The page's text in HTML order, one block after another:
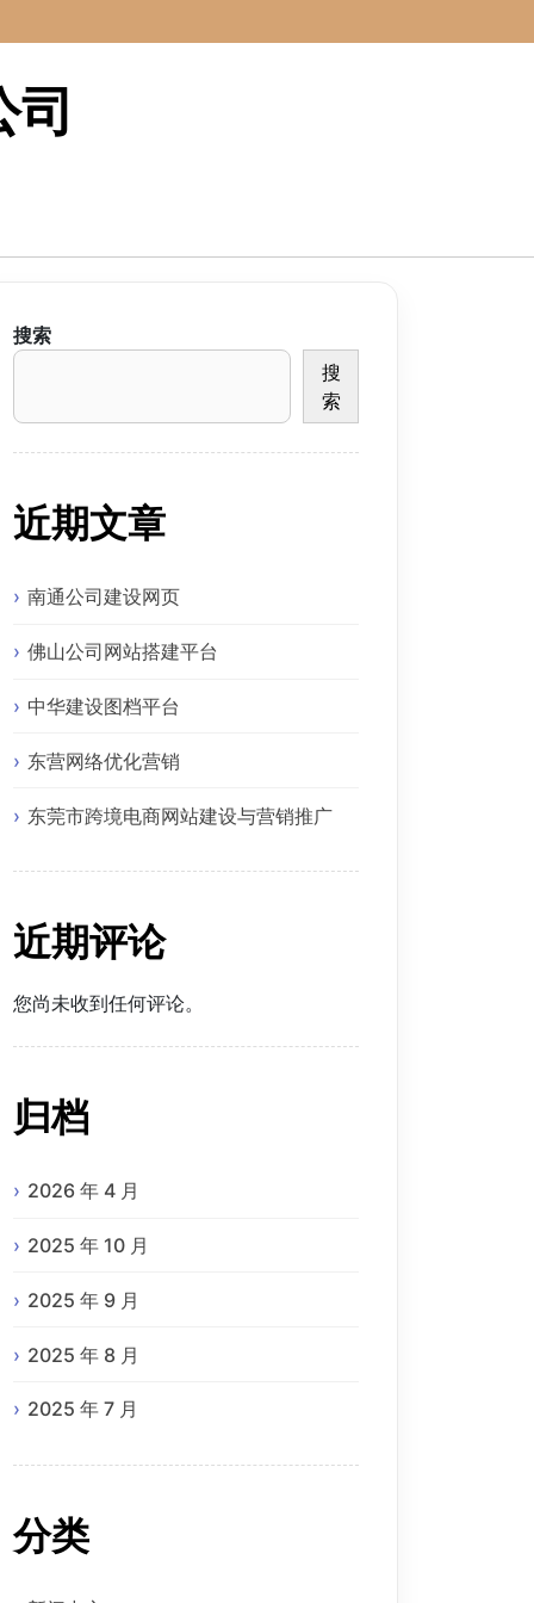
司
搜索
搜
索
近期文章
南通公司建设网页
佛山公司网站搭建平台
中华建设图档平台
东营网络优化营销
东莞市跨境电商网站建设与营销推广
近期评论
您尚未收到任何评论。
归档
2026 年 4 月
2025 年 10 月
2025 年 9 月
2025 年 8 月
2025 年 7 月
分类